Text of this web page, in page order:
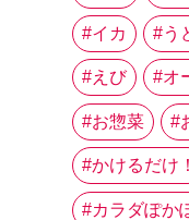
イカ う
えび オ
お惣菜
かけるだけ！
カラダぽか